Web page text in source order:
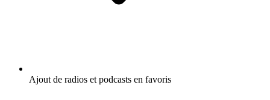
Ajout de radios et podcasts en favoris